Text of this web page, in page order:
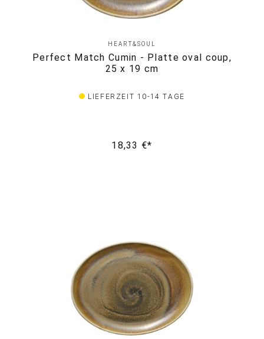
HEART&SOUL
Perfect Match Cumin - Platte oval coup,
25 x 19 cm
LIEFERZEIT 10-14 TAGE
18,33 €*